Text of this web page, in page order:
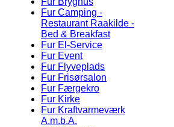
Fur Camping -
Restaurant Raakilde -
Bed & Breakfast
Fur El-Service
Fur Event
Fur Flyveplads
Fur Frisørsalon
Fur Færgekro
Fur Kirke
Fur Kraftvarmeværk
A.m.b.A.